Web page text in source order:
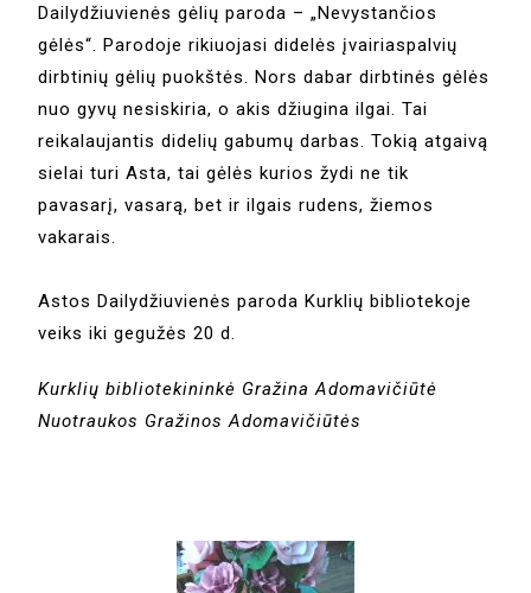
Dailydžiuvienės gėlių paroda – „Nevystančios
gėlės“. Parodoje rikiuojasi didelės įvairiaspalvių
dirbtinių gėlių puokštės. Nors dabar dirbtinės gėlės
nuo gyvų nesiskiria, o akis džiugina ilgai. Tai
reikalaujantis didelių gabumų darbas. Tokią atgaivą
sielai turi Asta, tai gėlės kurios žydi ne tik
pavasarį, vasarą, bet ir ilgais rudens, žiemos
vakarais.
Astos Dailydžiuvienės paroda Kurklių bibliotekoje
veiks iki gegužės 20 d.
Kurklių bibliotekininkė Gražina Adomavičiūtė
Nuotraukos Gražinos Adomavičiūtės